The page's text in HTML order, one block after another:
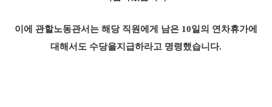
이에 관할노동관서는 해당 직원에게 남은 10일의 연차휴가에
대해서도 수당을지급하라고 명령했습니다.